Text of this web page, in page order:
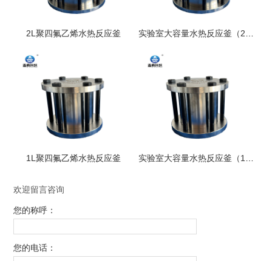
2L聚四氟乙烯水热反应釜
1L聚四氟乙烯水热反应釜
欢迎留言咨询
您的称呼：
您的电话：